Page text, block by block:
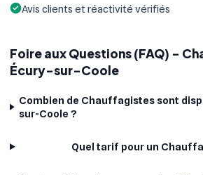
Avis clients et réactivité vérifiés
Foire aux Questions (FAQ) -
Écury-sur-Coole
Combien de Chauffagistes sont
sur-Coole ?
Quel tarif pour un